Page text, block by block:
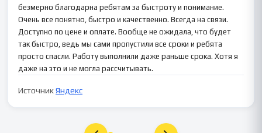
безмерно благодарна ребятам за быстроту и понимание.
Очень все понятно, быстро и качественно. Всегда на связи.
Доступно по цене и оплате. Вообще не ожидала, что будет
так быстро, ведь мы сами пропустили все сроки и ребята
просто спасли. Работу выполнили даже раньше срока. Хотя я
даже на это и не могла рассчитывать.
ИсточникЯндекс